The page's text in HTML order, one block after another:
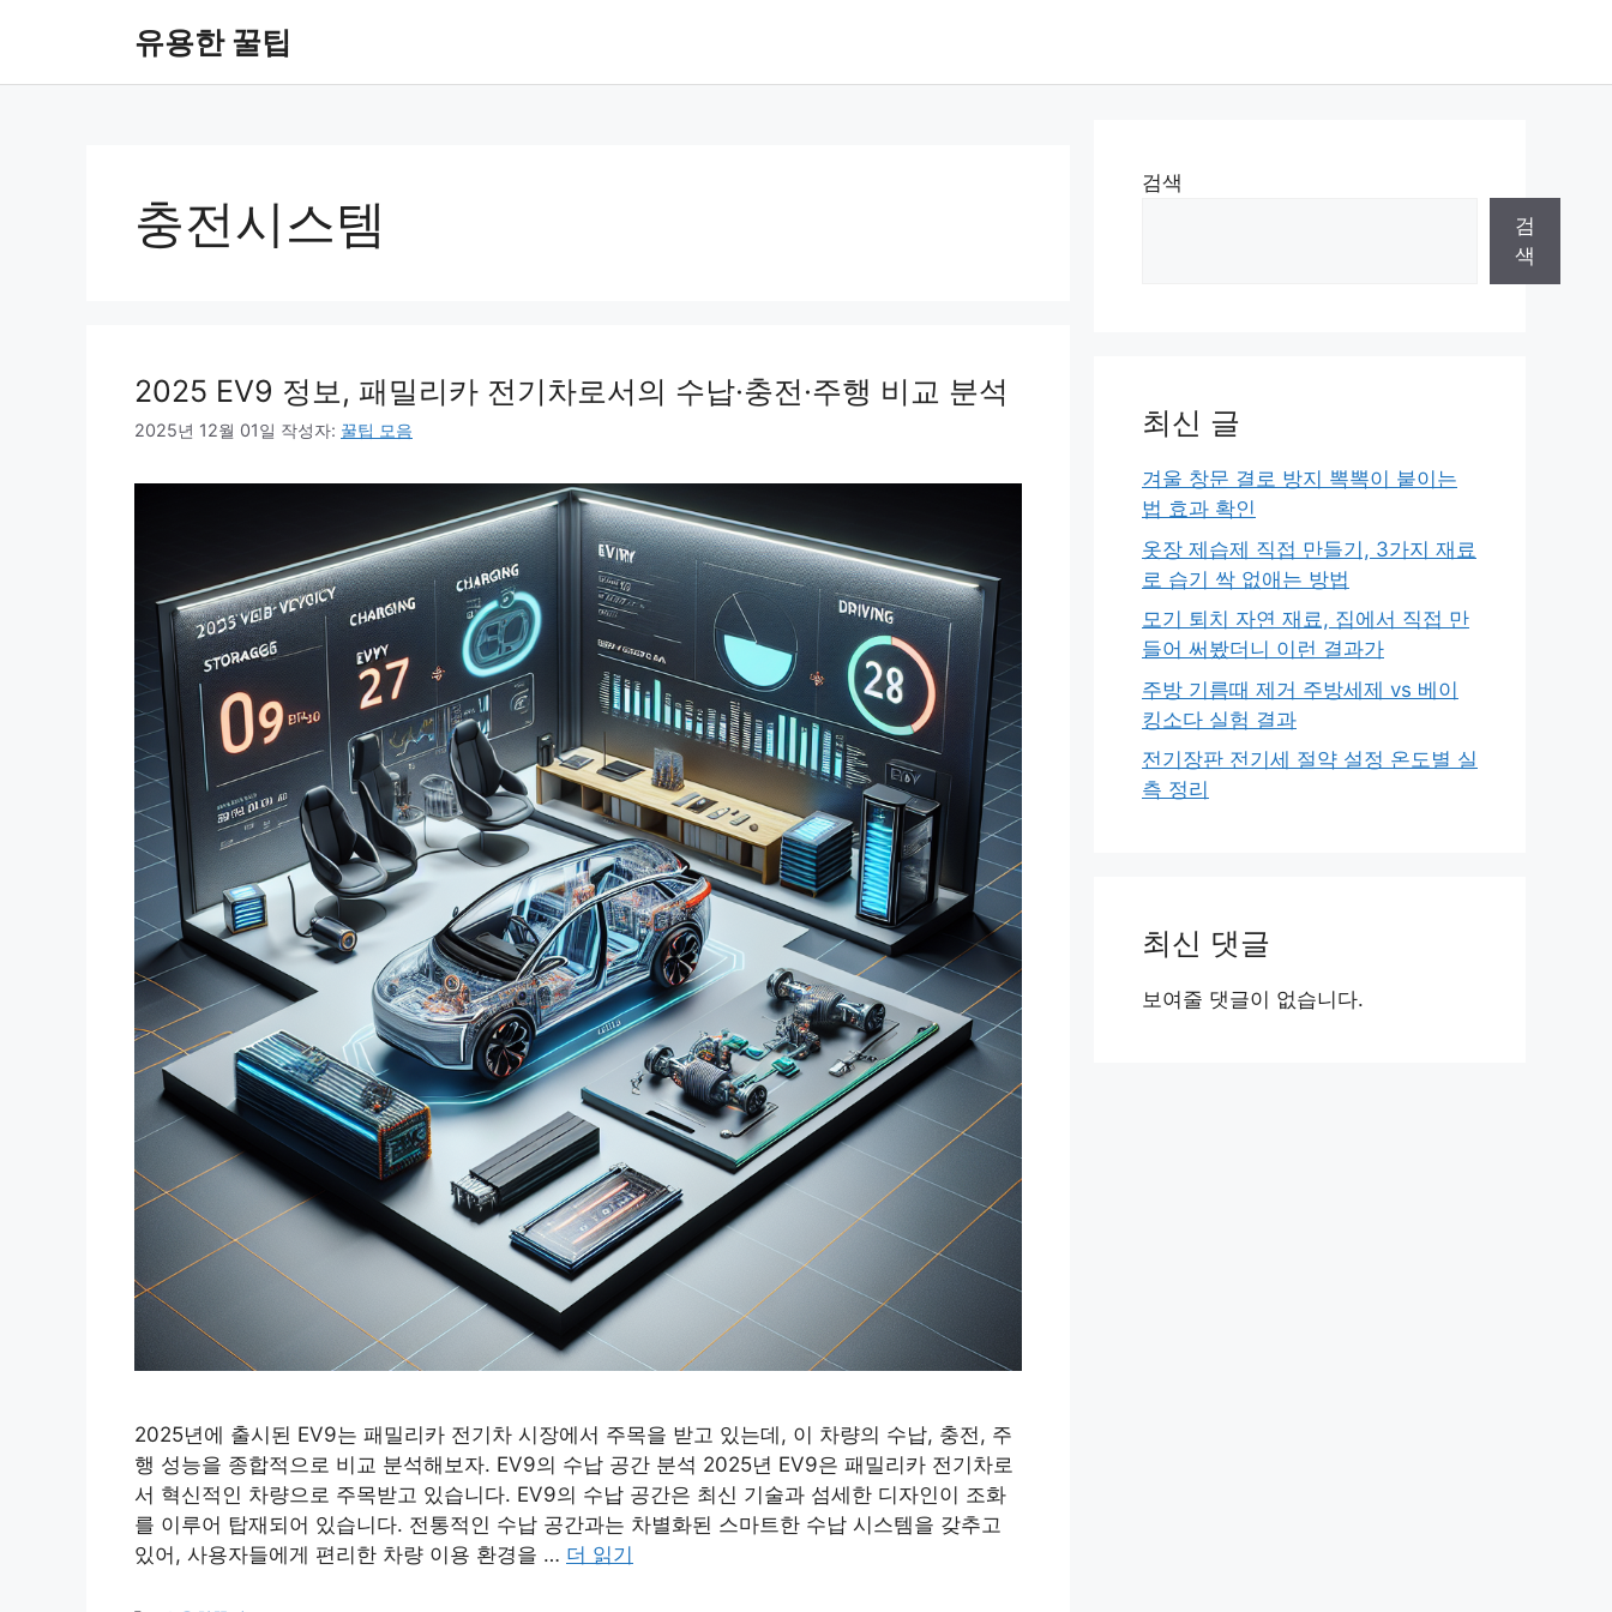
유용한 꿀팁
충전시스템
2025 EV9 정보, 패밀리카 전기차로서의 수납·충전·주행 비교 분석
2025년 12월 01일 작성자: 꿀팁 모음
2025년에 출시된 EV9는 패밀리카 전기차 시장에서 주목을 받고 있는데, 이 차량의 수납, 충전, 주
행 성능을 종합적으로 비교 분석해보자. EV9의 수납 공간 분석 2025년 EV9은 패밀리카 전기차로
서 혁신적인 차량으로 주목받고 있습니다. EV9의 수납 공간은 최신 기술과 섬세한 디자인이 조화
를 이루어 탑재되어 있습니다. 전통적인 수납 공간과는 차별화된 스마트한 수납 시스템을 갖추고
있어, 사용자들에게 편리한 차량 이용 환경을 … 더 읽기
검색
검
색
최신 글
겨울 창문 결로 방지 뽁뽁이 붙이는
법 효과 확인
옷장 제습제 직접 만들기, 3가지 재료
로 습기 싹 없애는 방법
모기 퇴치 자연 재료, 집에서 직접 만
들어 써봤더니 이런 결과가
주방 기름때 제거 주방세제 vs 베이
킹소다 실험 결과
전기장판 전기세 절약 설정 온도별 실
측 정리
최신 댓글
보여줄 댓글이 없습니다.